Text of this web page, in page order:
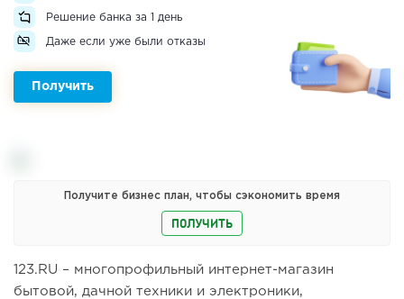
Решение банка за 1 день
Даже если уже были отказы
Получить
Получите бизнес план, чтобы сэкономить время
ПОЛУЧИТЬ
123.RU – многопрофильный интернет-магазин
бытовой, дачной техники и электроники,